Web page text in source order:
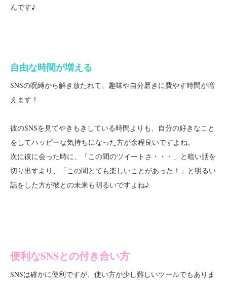
んです♪
自由な時間が増える
SNSの呪縛から解き放たれて、趣味や自分磨きに費やす時間が増
えます！
彼のSNSを見てやきもきしている時間よりも、自分の好きなこと
をしてハッピーな気持ちになった方が余程良いですよね。
次に彼に会った時に、「この間のツイートさ・・・」と暗い話を
切り出すより、「この間とても楽しいことがあった！」と明るい
話をした方が彼との未来も明るいですよね♪
便利なSNSとの付き合い方
SNSは確かに便利ですが、使い方が少し難しいツールでもありま